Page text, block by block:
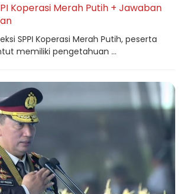
Koperasi Merah Putih + Jawaban
SPPI Koperasi Merah Putih, peserta
memiliki pengetahuan ...